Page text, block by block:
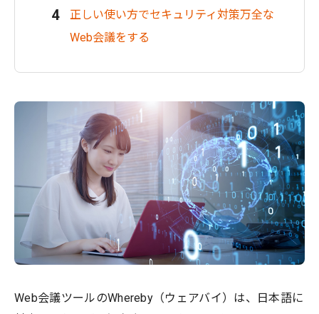
正しい使い方でセキュリティ対策万全な
Web会議をする
Web会議ツールのWhereby（ウェアバイ）は、日本語に